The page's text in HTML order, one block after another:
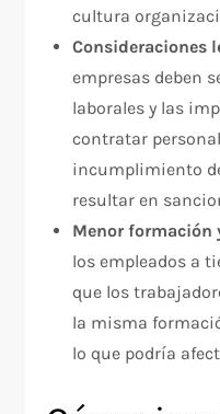
cultura
Consideraciones
empresas deben
laborales y las
contratar
incumplimiento
resultar en
Menor formación
los empleados a
que los
la misma
lo que podría